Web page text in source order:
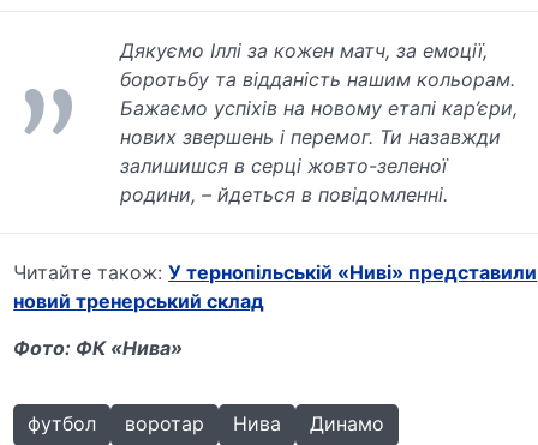
Дякуємо Іллі за кожен матч, за емоції,
боротьбу та відданість нашим кольорам.
Бажаємо успіхів на новому етапі кар’єри,
нових звершень і перемог. Ти назавжди
залишишся в серці жовто-зеленої
родини, – йдеться в повідомленні.
Читайте також:У тернопільській «Ниві» представили
новий тренерський склад
Фото: ФК «Нива»
футбол воротар Нива
Динамо